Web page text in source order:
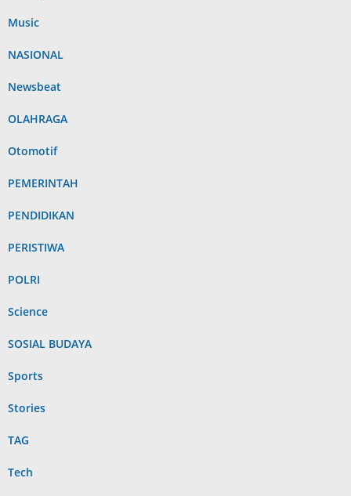
Music
NASIONAL
Newsbeat
OLAHRAGA
Otomotif
PEMERINTAH
PENDIDIKAN
PERISTIWA
POLRI
Science
SOSIAL BUDAYA
Sports
Stories
TAG
Tech